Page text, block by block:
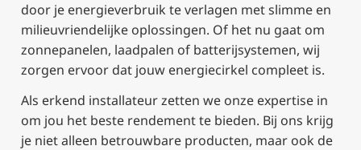
door je energieverbruik te verlagen met slimme en
milieuvriendelijke oplossingen. Of het nu gaat om
zonnepanelen, laadpalen of batterijsystemen, wij
zorgen ervoor dat jouw energiecirkel compleet is.
Als erkend installateur zetten we onze expertise in
om jou het beste rendement te bieden. Bij ons krijg
je niet alleen betrouwbare producten, maar ook de